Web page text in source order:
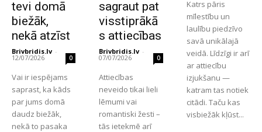
tevi domā
biežāk,
nekā atzīst
Brivbridis.lv -
12/07/2026 0
Vai ir iespējams
saprast, ka kāds
par jums domā
daudz biežāk,
nekā to pasaka
sagraut pat
visstiprākā
s attiecības
Brivbridis.lv -
07/07/2026 0
Attiecības
neveido tikai lieli
lēmumi vai
romantiski žesti –
tās ietekmē arī
Katrs pāris
mīlestību un
laulību piedzīvo
savā unikālajā
veidā. Līdzīgi ir arī
ar attiecību
izjukšanu —
katram tas notiek
citādi. Taču kas
visbiežāk kļūst...